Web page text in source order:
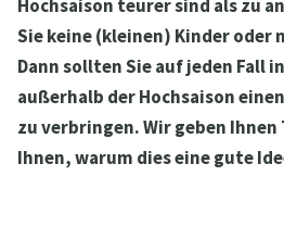
Hochsaison teurer sind als zu
Sie keine (kleinen) Kinder oder
Dann sollten Sie auf jeden Fall
außerhalb der Hochsaison
zu verbringen. Wir geben
Ihnen, warum dies eine gute